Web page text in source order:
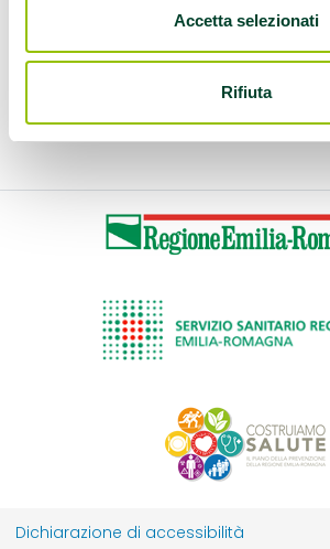
Accetta selezionati
Rifiuta
Dichiarazione di accessibilità